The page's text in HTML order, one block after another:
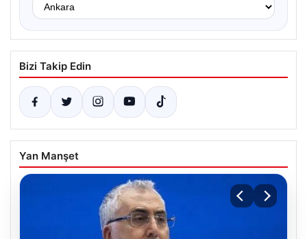
Bizi Takip Edin
Yan Manşet